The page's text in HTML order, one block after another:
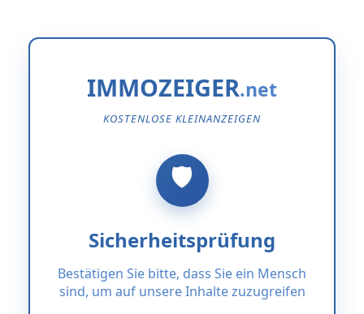
IMMOZEIGER
KOSTENLOSE KLEINANZEIGEN
Sicherheitsprüfung
Bestätigen Sie bitte, dass Sie ein Mensch
sind, um auf unsere Inhalte zuzugreifen